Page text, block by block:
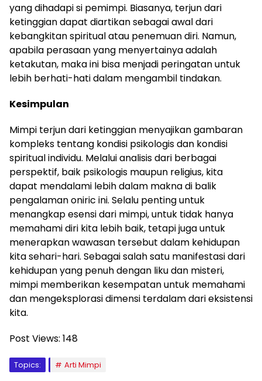
yang dihadapi si pemimpi. Biasanya, terjun dari
ketinggian dapat diartikan sebagai awal dari
kebangkitan spiritual atau penemuan diri. Namun,
apabila perasaan yang menyertainya adalah
ketakutan, maka ini bisa menjadi peringatan untuk
lebih berhati-hati dalam mengambil tindakan.
Kesimpulan
Mimpi terjun dari ketinggian menyajikan gambaran
kompleks tentang kondisi psikologis dan kondisi
spiritual individu. Melalui analisis dari berbagai
perspektif, baik psikologis maupun religius, kita
dapat mendalami lebih dalam makna di balik
pengalaman oniric ini. Selalu penting untuk
menangkap esensi dari mimpi, untuk tidak hanya
memahami diri kita lebih baik, tetapi juga untuk
menerapkan wawasan tersebut dalam kehidupan
kita sehari-hari. Sebagai salah satu manifestasi dari
kehidupan yang penuh dengan liku dan misteri,
mimpi memberikan kesempatan untuk memahami
dan mengeksplorasi dimensi terdalam dari eksistensi
kita.
Post Views: 148
Topics: Arti Mimpi